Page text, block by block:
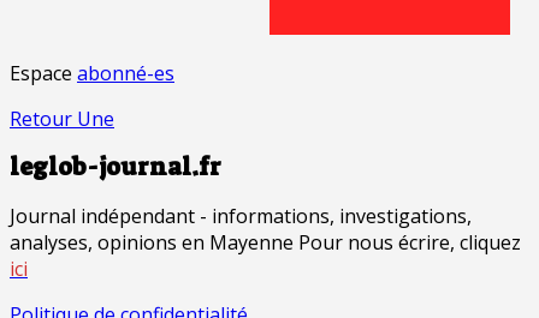
Espace abonné-es
Retour Une
leglob-journal.fr
Journal indépendant - informations, investigations,
analyses, opinions en Mayenne Pour nous écrire, cliquez
ici